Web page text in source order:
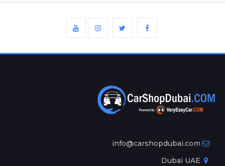
info@carshopdubai.com